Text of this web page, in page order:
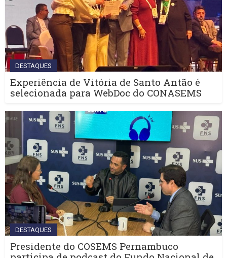
DESTAQUES
Experiência de Vitória de Santo Antão é
selecionada para WebDoc do CONASEMS
DESTAQUES
Presidente do COSEMS Pernambuco